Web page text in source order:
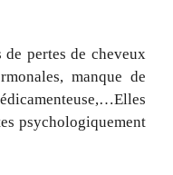
pertes de cheveux
manque de
psychologiquement